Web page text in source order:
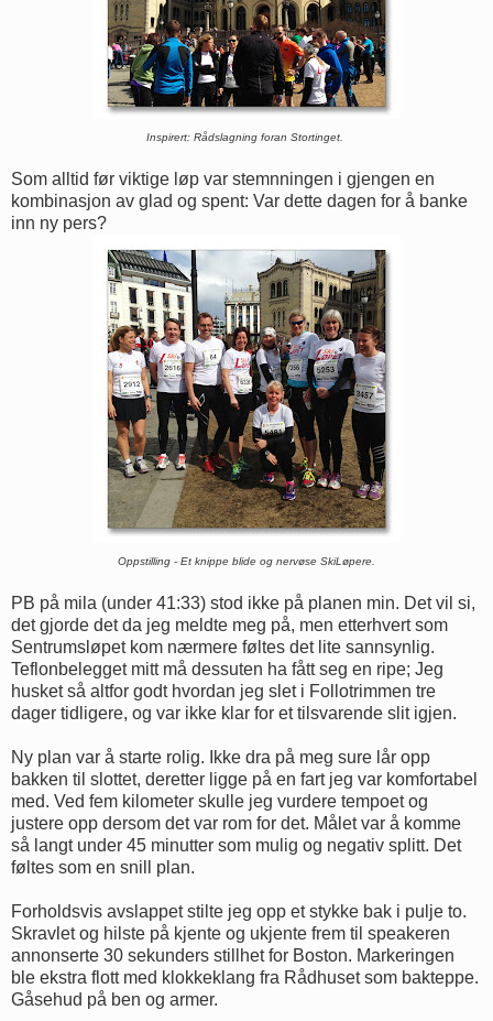
Inspirert: Rådslagning foran Stortinget.
Som alltid før viktige løp var stemnningen i gjengen en
kombinasjon av glad og spent: Var dette dagen for å banke
inn ny pers?
Oppstilling - Et knippe blide og nervøse SkiLøpere.
PB på mila (under 41:33) stod ikke på planen min. Det vil si,
det gjorde det da jeg meldte meg på, men etterhvert som
Sentrumsløpet kom nærmere føltes det lite sannsynlig.
Teflonbelegget mitt må dessuten ha fått seg en ripe; Jeg
husket så altfor godt hvordan jeg slet i Follotrimmen tre
dager tidligere, og var ikke klar for et tilsvarende slit igjen.
Ny plan var å starte rolig. Ikke dra på meg sure lår opp
bakken til slottet, deretter ligge på en fart jeg var komfortabel
med. Ved fem kilometer skulle jeg vurdere tempoet og
justere opp dersom det var rom for det. Målet var å komme
så langt under 45 minutter som mulig og negativ splitt. Det
føltes som en snill plan.
Forholdsvis avslappet stilte jeg opp et stykke bak i pulje to.
Skravlet og hilste på kjente og ukjente frem til speakeren
annonserte 30 sekunders stillhet for Boston. Markeringen
ble ekstra flott med klokkeklang fra Rådhuset som bakteppe.
Gåsehud på ben og armer.